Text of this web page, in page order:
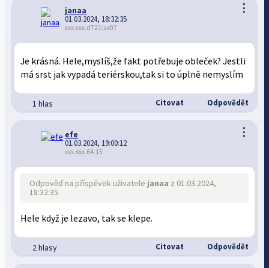
⋮
janaa
01.03.2024, 18:32:35
xxx:xxx.d721:ae07
Je krásná. Hele,myslíš,že fakt potřebuje obleček? Jestli
má srst jak vypadá teriérskou,tak si to úplně nemyslím
1 hlas Citovat Odpovědět
⋮
efe
01.03.2024, 19:00:12
xxx.xxx.64.15
Odpověď na příspěvek uživatele janaa z 01.03.2024,
18:32:35
Hele když je lezavo, tak se klepe.
2 hlasy Citovat Odpovědět